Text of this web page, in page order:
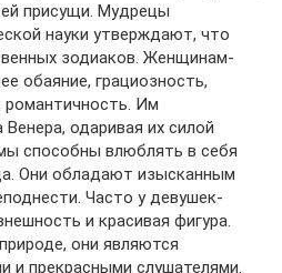
присущи. Мудрецы
науки утверждают, что
зодиаков. Женщинам-
обаяние, грациозность,
романтичность. Им
одаривая их силой
способны влюблять в себя
Они обладают изысканным
Часто у девушек-
и красивая фигура.
они являются
и прекрасными слушателями.